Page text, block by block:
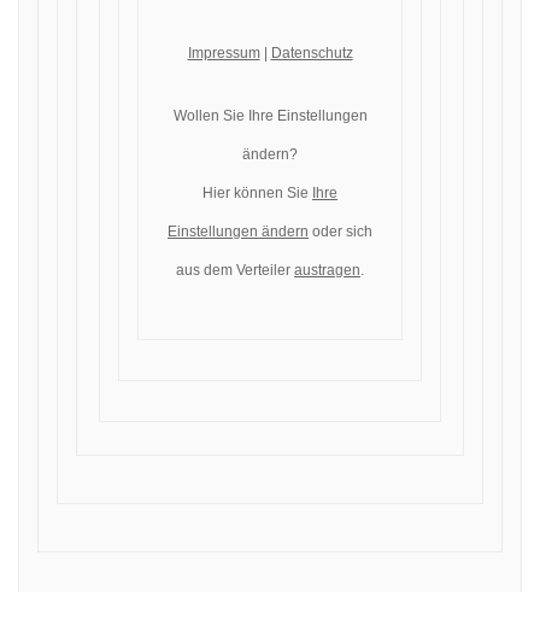
Impressum| Datenschutz
Wollen Sie Ihre Einstellungen
ändern?
Hier können Sie Ihre
Einstellungen ändern oder sich
aus dem Verteiler austragen.